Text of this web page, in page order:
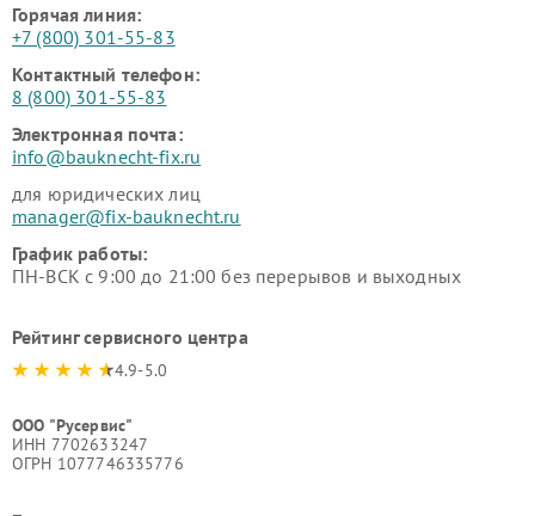
Горячая линия:
+7 (800) 301-55-83
Контактный телефон:
8 (800) 301-55-83
Электронная почта:
info@bauknecht-fix.ru
для юридических лиц
manager@fix-bauknecht.ru
График работы:
ПН-ВСК с 9:00 до 21:00 без перерывов и выходных
Рейтинг сервисного центра
4.9-5.0
ООО "Русервис"
ИНН 7702633247
ОГРН 1077746335776